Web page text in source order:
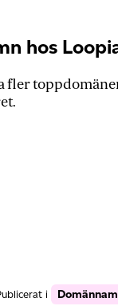
hos
fler
i